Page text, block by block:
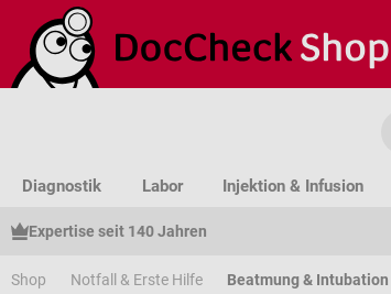
Hauptinhalt springen
Zur Suche springen
Zur Hauptnavigation springen
Diagnostik Labor Injektion & Infusion
Expertise seit 140 Jahren
Shop Notfall & Erste Hilfe Beatmung & Intubation